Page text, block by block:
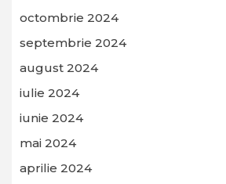
octombrie 2024
septembrie 2024
august 2024
iulie 2024
iunie 2024
mai 2024
aprilie 2024